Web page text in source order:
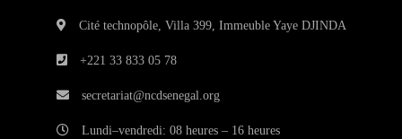
Cité technopôle, Villa 399, Immeuble Yaye DJINDA
+221 33 833 05 78
secretariat@ncdsenegal.org
Lundi–vendredi: 08 heures – 16 heures